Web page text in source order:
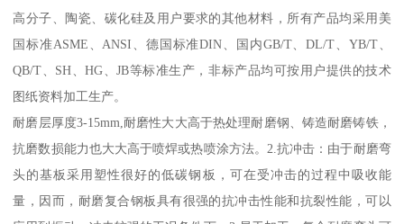
高分子、陶瓷、碳化硅及用户要求的其他材料，所有产品均采用美
国标准ASME、ANSI、德国标准DIN、国内GB/T、DL/T、YB/T、
QB/T、SH、HG、JB等标准生产，非标产品均可按用户提供的技术
图纸资料加工生产。
耐磨层厚度3-15mm,耐磨性大大高于热处理耐磨钢、铸造耐磨铸铁，
抗磨数损能力也大大高于喷焊或热喷涂方法。2.抗冲击：由于耐磨弯
头的基板采用塑性很好的低碳钢板，可在受冲击的过程中吸收能
量，因而，耐磨复合钢板具有很强的抗冲击性能和抗裂性能，可以